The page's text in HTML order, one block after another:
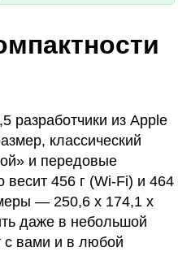
разработчики из Apple
классический
и передовые
весит 456 г (Wi-Fi) и 464
— 250,6 х 174,1 х
даже в небольшой
с вами и в любой